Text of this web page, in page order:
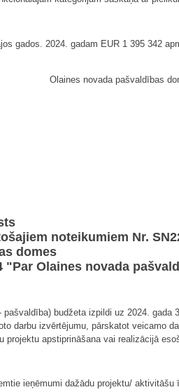
gados. 2024. gadam EUR 1 395 342
Olaines novada pašvaldības
noteikumiem Nr.
domes
"Par Olaines novada
budžeta izpildi uz 2024. gada
darbu izvērtējumu, pārskatot veicamo
apstiprināšana vai realizācijā
ieņēmumi dažādu projektu/ aktivitāšu